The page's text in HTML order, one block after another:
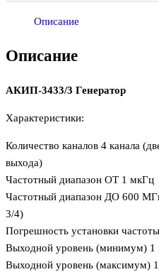
Описание
Описание
АКИП-3433/3 Генератор
Характеристики:
Количество каналов 4 канала
выхода)
Частотный диапазон ОТ 1 мкГц
Частотный диапазон ДО 600
3/4)
Погрешность установки
Выходной уровень (минимум) 1
Выходной уровень (максимум)